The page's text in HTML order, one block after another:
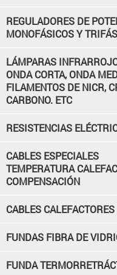
REGULADORES DE
MONOFÁSICOS Y
LÁMPARAS
ONDA CORTA, ONDA
FILAMENTOS DE NICR,
CARBONO. ETC
RESISTENCIAS
CABLES ESPECIALES
TEMPERATURA
COMPENSACIÓN
CABLES CALEFACTORES
FUNDAS FIBRA DE
FUNDA